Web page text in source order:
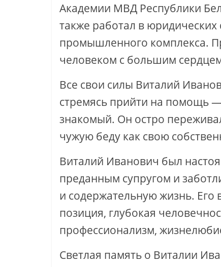
Академии МВД Республики
также работал в
промышленного комплекса.
человеком с большим
Все свои силы Виталий
стремясь прийти на помощь
знакомый. Он остро
чужую беду как свою
Виталий Иванович был
преданным супругом и
и содержательную жизнь. Его
позиция, глубокая
профессионализм,
Светлая память о Виталии